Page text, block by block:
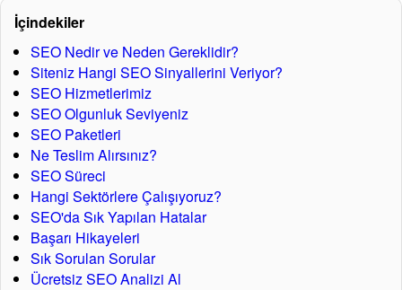
Teknik SEO, içerik stratejisi, backlink ve yerel SEO.
Reklama bagimli değil, Google’da kalıcı gorunurlukle
buyuyen işletmeler için SEO sistemleri kuruyoruz.
Ali Tarhan Dijital Atölye — 2005'ten beri Trabzon ve Türkiye
genelinde SEO stratejileri
İçindekiler
SEO Nedir ve Neden Gereklidir?
Siteniz Hangi SEO Sinyallerini Veriyor?
SEO Hizmetlerimiz
SEO Olgunluk Seviyeniz
SEO Paketleri
Ne Teslim Alırsınız?
SEO Süreci
Hangi Sektörlere Çalışıyoruz?
SEO'da Sık Yapılan Hatalar
Başarı Hikayeleri
Sık Sorulan Sorular
Ücretsiz SEO Analizi Al